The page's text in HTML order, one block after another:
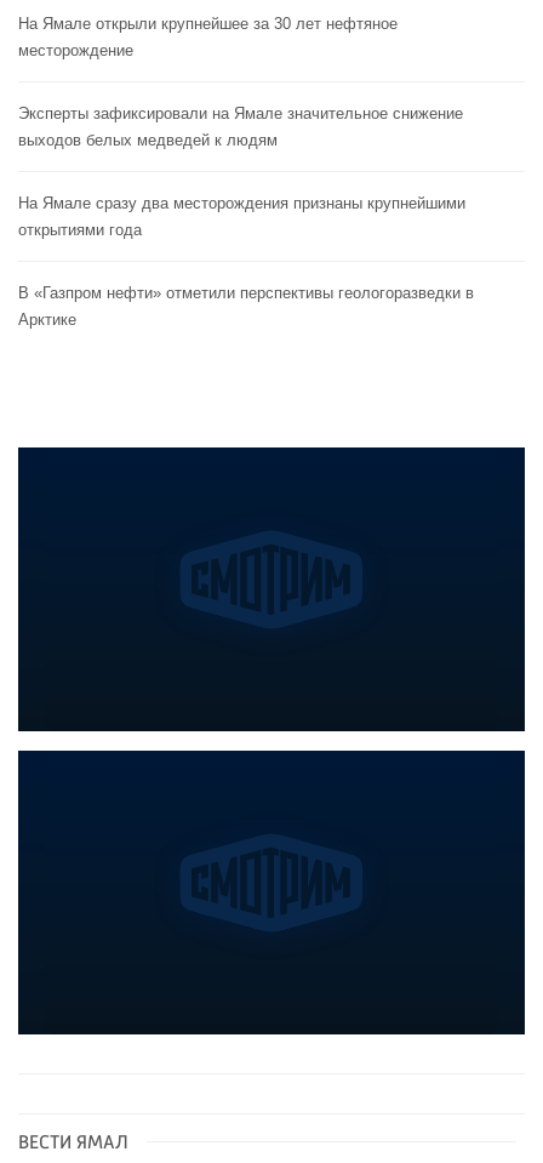
На Ямале открыли крупнейшее за 30 лет нефтяное
месторождение
Эксперты зафиксировали на Ямале значительное снижение
выходов белых медведей к людям
На Ямале сразу два месторождения признаны крупнейшими
открытиями года
В «Газпром нефти» отметили перспективы геологоразведки в
Арктике
ВЕСТИ ЯМАЛ